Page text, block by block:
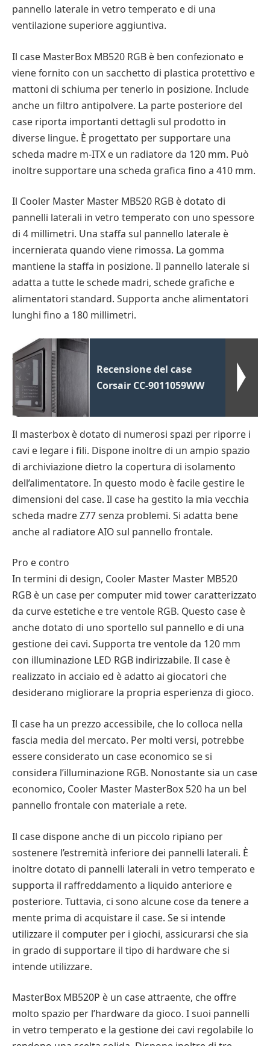
pannello laterale in vetro temperato e di una
ventilazione superiore aggiuntiva.
Il case MasterBox MB520 RGB è ben confezionato e
viene fornito con un sacchetto di plastica protettivo e
mattoni di schiuma per tenerlo in posizione. Include
anche un filtro antipolvere. La parte posteriore del
case riporta importanti dettagli sul prodotto in
diverse lingue. È progettato per supportare una
scheda madre m-ITX e un radiatore da 120 mm. Può
inoltre supportare una scheda grafica fino a 410 mm.
Il Cooler Master Master MB520 RGB è dotato di
pannelli laterali in vetro temperato con uno spessore
di 4 millimetri. Una staffa sul pannello laterale è
incernierata quando viene rimossa. La gomma
mantiene la staffa in posizione. Il pannello laterale si
adatta a tutte le schede madri, schede grafiche e
alimentatori standard. Supporta anche alimentatori
lunghi fino a 180 millimetri.
Recensione del case
Corsair CC-9011059WW
Il masterbox è dotato di numerosi spazi per riporre i
cavi e legare i fili. Dispone inoltre di un ampio spazio
di archiviazione dietro la copertura di isolamento
dell’alimentatore. In questo modo è facile gestire le
dimensioni del case. Il case ha gestito la mia vecchia
scheda madre Z77 senza problemi. Si adatta bene
anche al radiatore AIO sul pannello frontale.
Pro e contro
In termini di design, Cooler Master Master MB520
RGB è un case per computer mid tower caratterizzato
da curve estetiche e tre ventole RGB. Questo case è
anche dotato di uno sportello sul pannello e di una
gestione dei cavi. Supporta tre ventole da 120 mm
con illuminazione LED RGB indirizzabile. Il case è
realizzato in acciaio ed è adatto ai giocatori che
desiderano migliorare la propria esperienza di gioco.
Il case ha un prezzo accessibile, che lo colloca nella
fascia media del mercato. Per molti versi, potrebbe
essere considerato un case economico se si
considera l’illuminazione RGB. Nonostante sia un case
economico, Cooler Master MasterBox 520 ha un bel
pannello frontale con materiale a rete.
Il case dispone anche di un piccolo ripiano per
sostenere l’estremità inferiore dei pannelli laterali. È
inoltre dotato di pannelli laterali in vetro temperato e
supporta il raffreddamento a liquido anteriore e
posteriore. Tuttavia, ci sono alcune cose da tenere a
mente prima di acquistare il case. Se si intende
utilizzare il computer per i giochi, assicurarsi che sia
in grado di supportare il tipo di hardware che si
intende utilizzare.
MasterBox MB520P è un case attraente, che offre
molto spazio per l’hardware da gioco. I suoi pannelli
in vetro temperato e la gestione dei cavi regolabile lo